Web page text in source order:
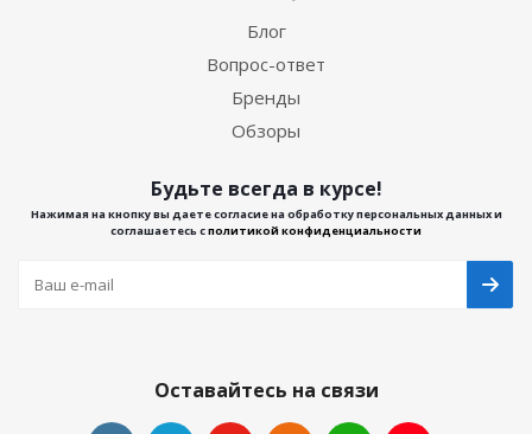
Блог
Вопрос-ответ
Бренды
Обзоры
Будьте всегда в курсе!
Нажимая на кнопку вы даете согласие на обработку персональных данных и
соглашаетесь сполитикой конфиденциальности
Оставайтесь на связи